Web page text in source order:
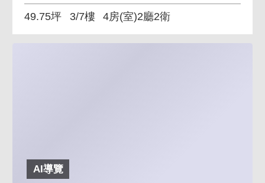
49.75坪 3/7樓 4房(室)2廳2衛
AI導覽